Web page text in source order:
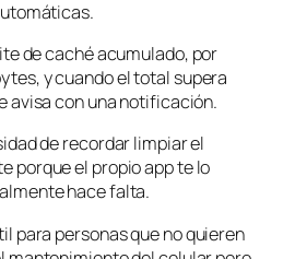
de caché acumulado, por
y cuando el total supera
avisa con una notificación.
de recordar limpiar el
porque el propio app te lo
hace falta.
para personas que no quieren